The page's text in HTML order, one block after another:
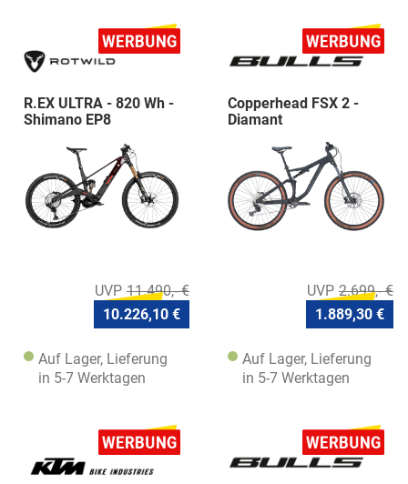
R.EX ULTRA - 820 Wh -
Shimano EP8
11.490,- €
10.226,10 €
Auf Lager, Lieferung
in 5-7 Werktagen
Copperhead FSX 2 -
Diamant
2.699,- €
1.889,30 €
Auf Lager, Lieferung
in 5-7 Werktagen